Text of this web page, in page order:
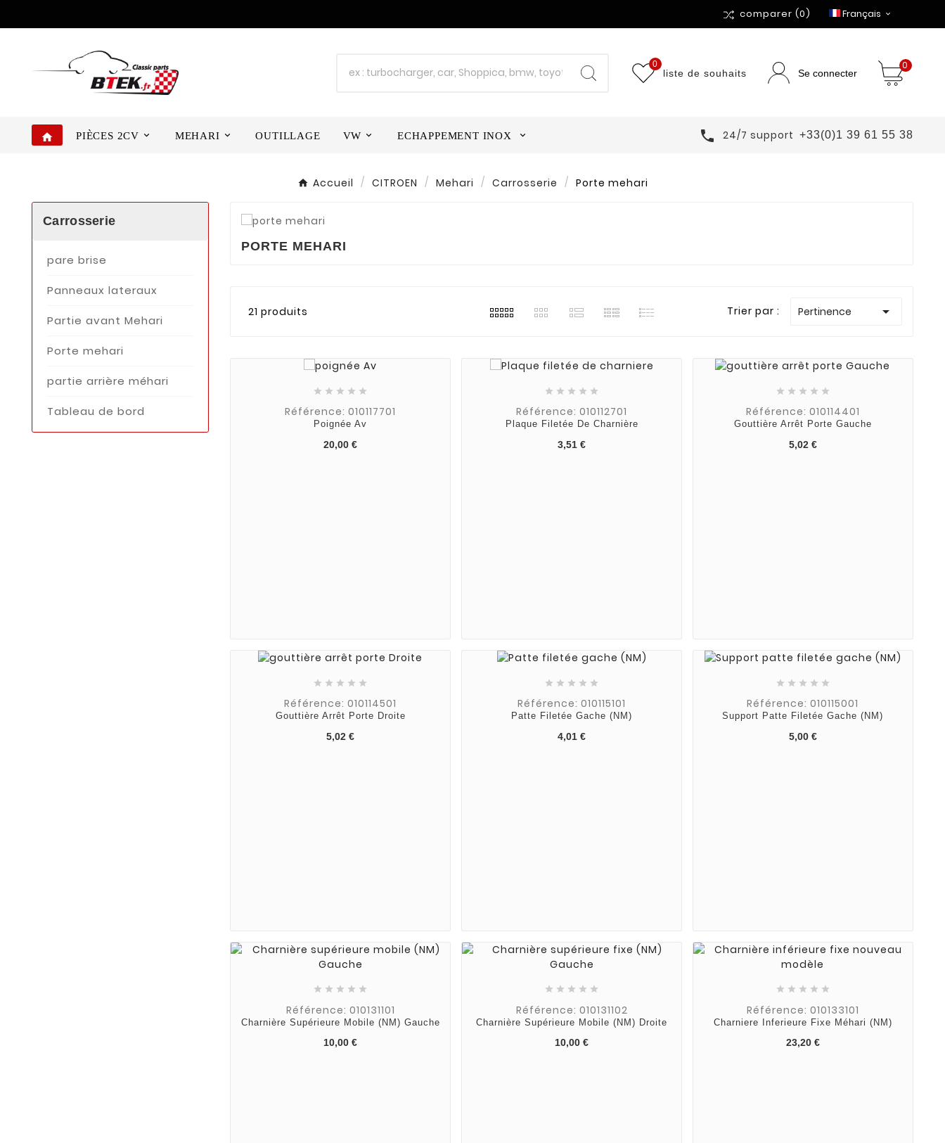
comparer (0) Français 
liste de souhaits
0
Se connecter
0
home PIÈCES 2CV MEHARI OUTILLAGE VW ECHAPPEMENT INOX  24/7 support +33(0)1 39 61 55 38
Accueil CITROEN Mehari Carrosserie Porte mehari
Carrosserie
pare brise
Panneaux lateraux
Partie avant Mehari
Porte mehari
partie arrière méhari
Tableau de bord
PORTE MEHARI
21 produits Trier par : Pertinence 
    
Référence: 010117701
Poignée Av
20,00 €
    
Référence: 010112701
Plaque Filetée De Charnière
3,51 €
    
Référence: 010114401
Gouttière Arrêt Porte Gauche
5,02 €
    
Référence: 010114501
Gouttière Arrêt Porte Droite
5,02 €
    
Référence: 010115101
Patte Filetée Gache (NM)
4,01 €
    
Référence: 010115001
Support Patte Filetée Gache (NM)
5,00 €
    
Référence: 010131101
Charnière Supérieure Mobile (NM) Gauche
10,00 €
    
Référence: 010131102
Charnière Supérieure Mobile (NM) Droite
10,00 €
    
Référence: 010133101
Charniere Inferieure Fixe Méhari (NM)
23,20 €